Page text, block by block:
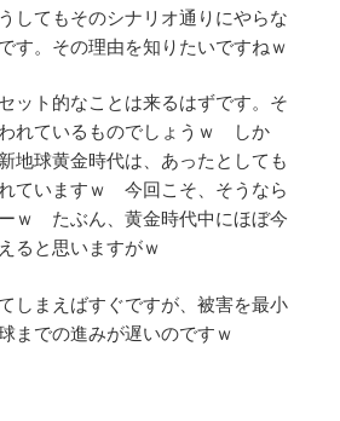
してもそのシナリオ通りにやらな
す。その理由を知りたいですねｗ
ット的なことは来るはずです。そ
れているものでしょうｗ しか
地球黄金時代は、あったとしても
ていますｗ 今回こそ、そうなら
ｗ たぶん、黄金時代中にほぼ今
ると思いますがｗ
しまえばすぐですが、被害を最小
までの進みが遅いのですｗ